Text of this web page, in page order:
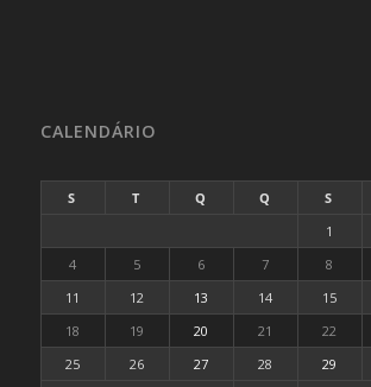
CALENDÁRIO
S T Q Q S
1
4
5 6 7 8
11
12 13 14 15
18
19 20 21 22
25
26 27 28 29